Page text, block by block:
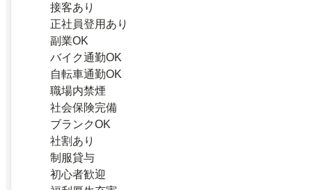
接客あり
正社員登用あり
副業OK
バイク通勤OK
自転車通勤OK
職場内禁煙
社会保険完備
ブランクOK
社割あり
制服貸与
初心者歓迎